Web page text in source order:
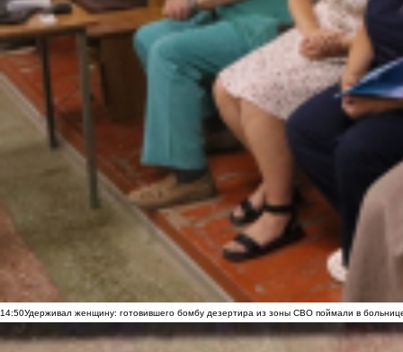
14:50Удерживал женщину: готовившего бомбу дезертира из зоны СВО поймали в